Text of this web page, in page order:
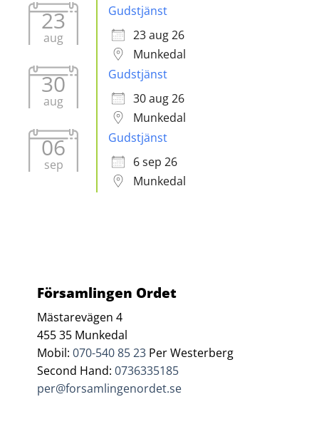
23
aug
Gudstjänst
23 aug 26
Munkedal
30
aug
Gudstjänst
30 aug 26
Munkedal
06
sep
Gudstjänst
6 sep 26
Munkedal
Församlingen Ordet
Mästarevägen 4
455 35 Munkedal
Mobil:070-540 85 23 Per Westerberg
Second Hand:0736335185
per@forsamlingenordet.se